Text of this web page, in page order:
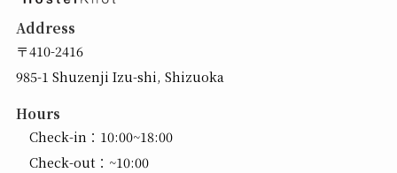
Address
〒410-2416
985-1 Shuzenji Izu-shi, Shizuoka
Hours
Check-in：10:00~18:00
Check-out：~10:00